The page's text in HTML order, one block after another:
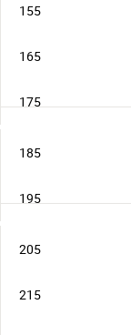
155
165
175
185
195
205
215